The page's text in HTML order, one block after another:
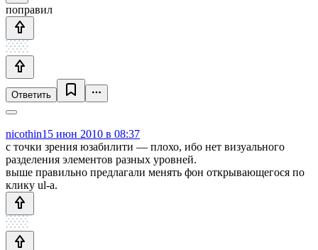
поправил
Ответить
nicothin15 июн 2010 в 08:37
с точки зрения юзабилити — плохо, ибо нет визуального
разделения элементов разных уровней.
выше правильно предлагали менять фон открывающегося по
клику ul-а.